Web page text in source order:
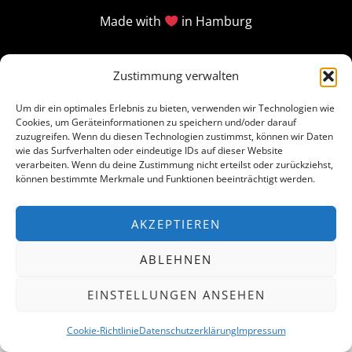
Zustimmung verwalten
Um dir ein optimales Erlebnis zu bieten, verwenden wir Technologien wie
Cookies, um Geräteinformationen zu speichern und/oder darauf
zuzugreifen. Wenn du diesen Technologien zustimmst, können wir Daten
wie das Surfverhalten oder eindeutige IDs auf dieser Website
verarbeiten. Wenn du deine Zustimmung nicht erteilst oder zurückziehst,
können bestimmte Merkmale und Funktionen beeinträchtigt werden.
AKZEPTIEREN
ABLEHNEN
EINSTELLUNGEN ANSEHEN
Cookie-RichtlinieDatenschutzerklärungImpressum
Made with in Hamburg